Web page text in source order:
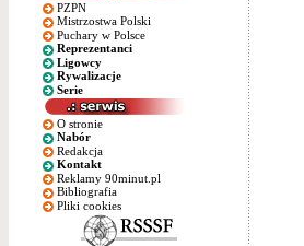
PZPN
Mistrzostwa Polski
Puchary w Polsce
Reprezentanci
Ligowcy
Rywalizacje
Serie
O stronie
Nabór
Redakcja
Kontakt
Reklamy 90minut.pl
Bibliografia
Pliki cookies